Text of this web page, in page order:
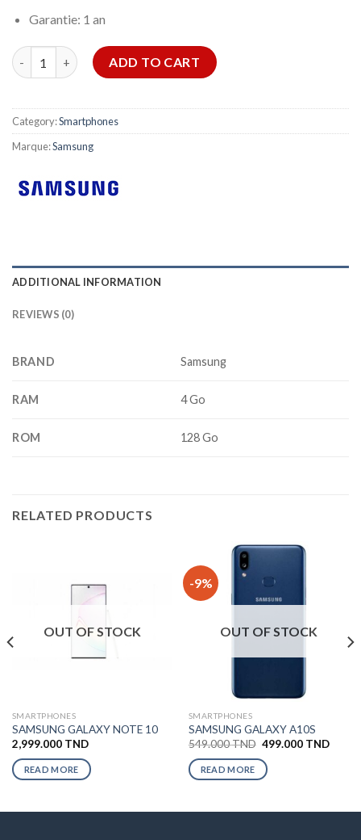
Garantie: 1 an
Samsung Galaxy A22 (4Go/128Go) quantity
ADD TO CART
Category:Smartphones
Marque:Samsung
ADDITIONAL INFORMATION
REVIEWS (0)
BRAND Samsung
RAM 4 Go
ROM 128 Go
RELATED PRODUCTS
OUT OF STOCK
SMARTPHONES
SAMSUNG GALAXY NOTE 10
2,999.000 TND
READ MORE
-9%
OUT OF STOCK
SMARTPHONES
SAMSUNG GALAXY A10S
549.000TND 499.000 TND
READ MORE